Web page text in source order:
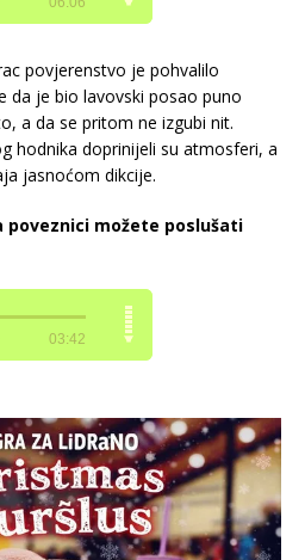
povjerenstvo je pohvalilo
da je bio lavovski posao puno
a da se pritom ne izgubi nit.
hodnika doprinijeli su atmosferi, a
jasnoćom dikcije.
poveznici možete poslušati